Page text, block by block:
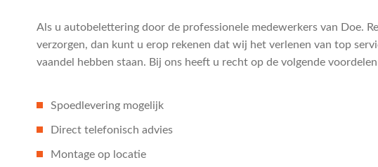
Als u autobelettering door de professionele medewerkers van Doe.
verzorgen, dan kunt u erop rekenen dat wij het verlenen van top
vaandel hebben staan. Bij ons heeft u recht op de volgende
Spoedlevering mogelijk
Direct telefonisch advies
Montage op locatie